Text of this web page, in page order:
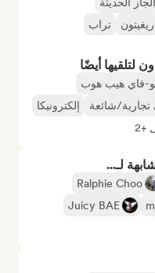
ريغيتون
تراب
لتلقيها أيضًا
فاي هيب هوب
شائعة
إلكترونيكا
+2
لـ...
Ralphie Choo
Juicy BAE